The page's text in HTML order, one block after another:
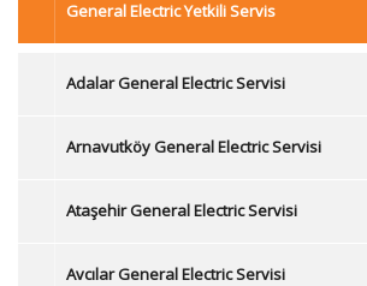
General Electric Yetkili Servis
Adalar General Electric Servisi
Arnavutköy General Electric Servisi
Ataşehir General Electric Servisi
Avcılar General Electric Servisi